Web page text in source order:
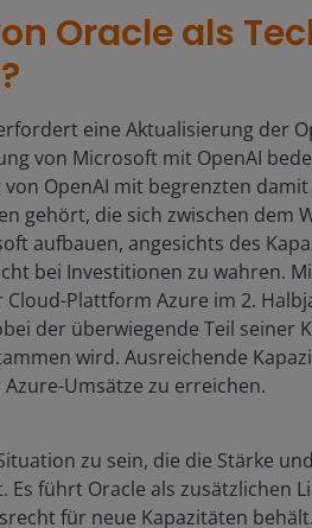
Oracle als
eine Aktualisierung der
von Microsoft mit OpenAI
OpenAI mit begrenzten
gehört, die sich zwischen dem
aufbauen, angesichts des
bei Investitionen zu wahren.
Plattform Azure im 2.
der überwiegende Teil seiner
wird. Ausreichende
Umsätze zu erreichen.
zu sein, die die Stärke
führt Oracle als zusätzlichen
für neue Kapazitäten behält.